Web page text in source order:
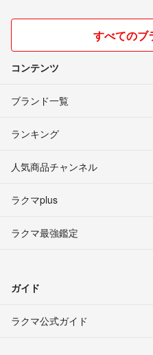
すべてのブ
コンテンツ
ブランド一覧
ランキング
人気商品チャンネル
ラクマplus
ラクマ最強鑑定
ガイド
ラクマ公式ガイド